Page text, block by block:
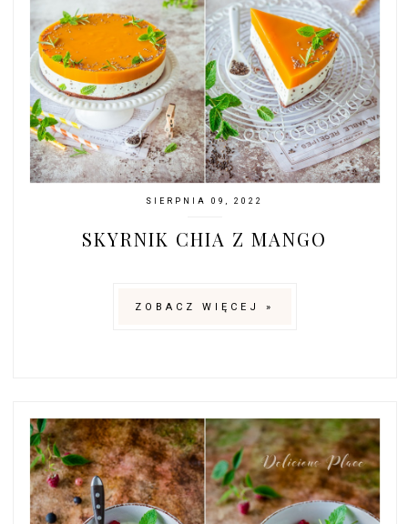
SIERPNIA 09, 2022
SKYRNIK CHIA Z MANGO
ZOBACZ WIĘCEJ »